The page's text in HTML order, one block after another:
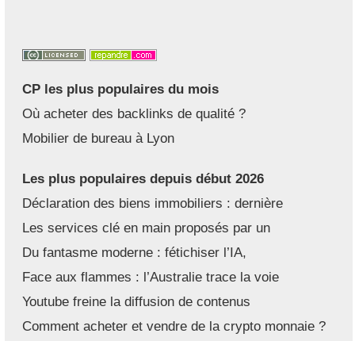
CP les plus populaires du mois
Où acheter des backlinks de qualité ?
Mobilier de bureau à Lyon
Les plus populaires depuis début 2026
Déclaration des biens immobiliers : dernière
Les services clé en main proposés par un
Du fantasme moderne : fétichiser l’IA,
Face aux flammes : l’Australie trace la voie
Youtube freine la diffusion de contenus
Comment acheter et vendre de la crypto monnaie ?